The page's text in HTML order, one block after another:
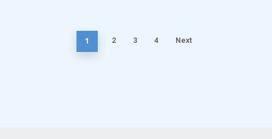
1 2 3 4 Next